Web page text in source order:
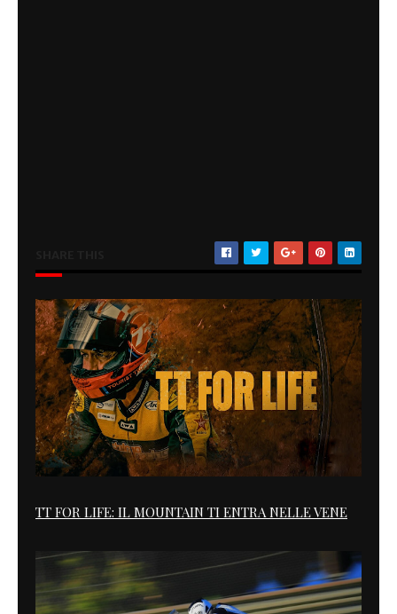
TT FOR LIFE: IL MOUNTAIN TI ENTRA NELLE VENE